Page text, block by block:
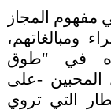
مفهوم المجاز
ومبالغاتهم،
في "طوق
المحبين -على
التي تروي